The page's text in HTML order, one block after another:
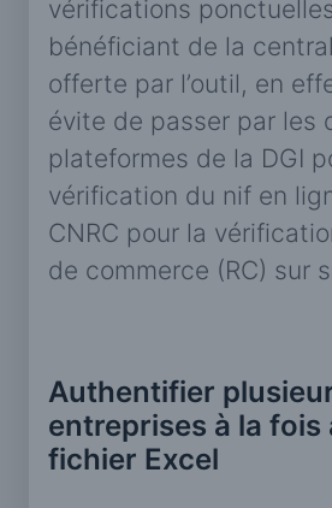
vérifications
bénéficiant de la
offerte par l’outil, en
évite de passer par les
plateformes de la DGI
vérification du nif en
CNRC pour la
de commerce (RC) sur
Authentifier
entreprises à la fois
fichier Excel